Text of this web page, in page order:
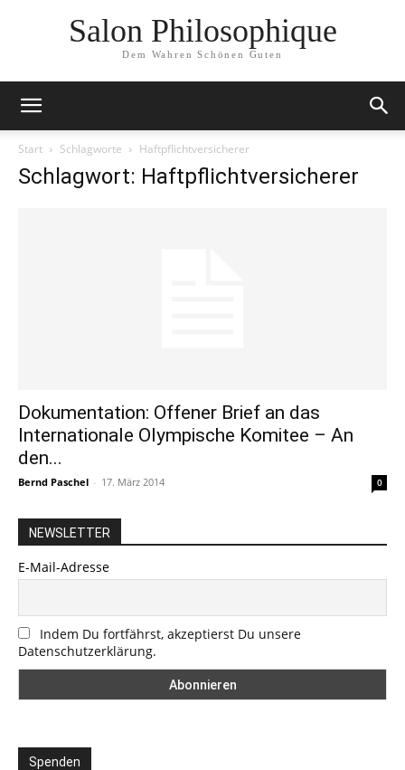
Salon Philosophique
Dem Wahren Schönen Guten
Start Schlagworte Haftpflichtversicherer
Schlagwort: Haftpflichtversicherer
Dokumentation: Offener Brief an das
Internationale Olympische Komitee – An
den...
Bernd Paschel - 17. März 2014 0
NEWSLETTER
E-Mail-Adresse
Indem Du fortfährst, akzeptierst Du unsere
Datenschutzerklärung.
Spenden